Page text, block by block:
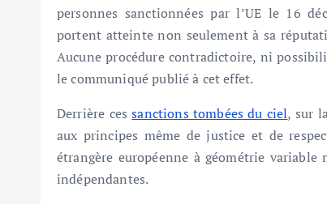
personnes sanctionnées par l’UE le 16
portent atteinte non seulement à sa
Aucune procédure contradictoire, ni
le communiqué publié à cet effet.
Derrière cessanctions tombées du ciel, sur
aux principes même de justice et de
étrangère européenne à géométrie
indépendantes.